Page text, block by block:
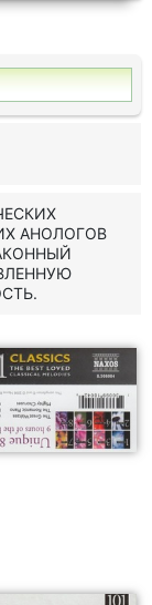
АНОЛОГОВ